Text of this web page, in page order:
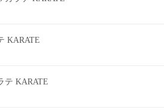
KARATE
テ KARATE